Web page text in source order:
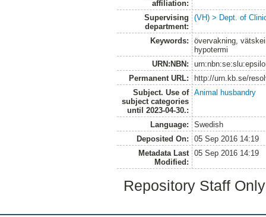
affiliation:
Supervising
department:
(VH) > Dept. of
Keywords:
övervakning,
hypotermi
URN:NBN:
Permanent URL:
http://urn.kb.se/
Subject. Use of
subject categories
until 2023-04-30.:
Animal husbandry
Language:
Swedish
Deposited On:
05 Sep 2016 14:19
Metadata Last
Modified:
05 Sep 2016 14:19
Repository Staff